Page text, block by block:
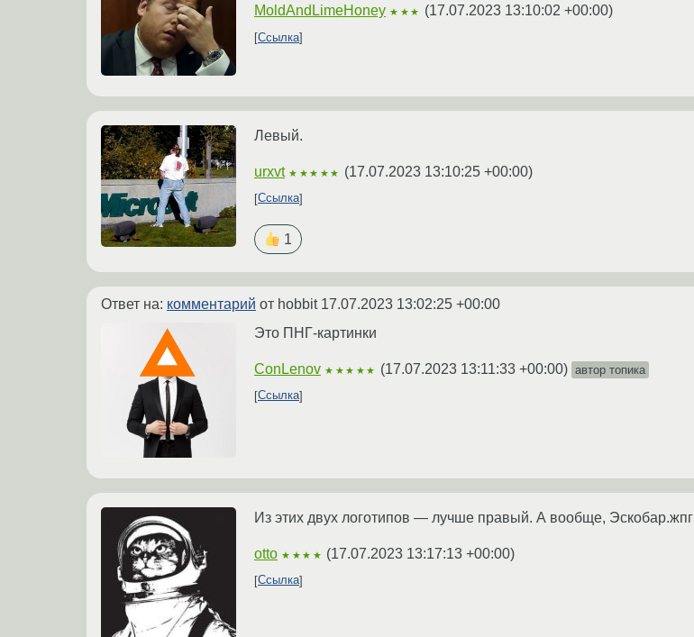
MoldAndLimeHoney ★★★ (17.07.2023 13:10:02 +00:00)
Ссылка
Левый.
urxvt ★★★★★ (17.07.2023 13:10:25 +00:00)
Ссылка
1
Ответ на: комментарий от hobbit 17.07.2023 13:02:25 +00:00
Это ПНГ-картинки
ConLenov ★★★★★ (17.07.2023 13:11:33 +00:00) автор топика
Ссылка
Из этих двух логотипов — лучше правый. А вообще, Эскобар.жпг
otto ★★★★ (17.07.2023 13:17:13 +00:00)
Ссылка